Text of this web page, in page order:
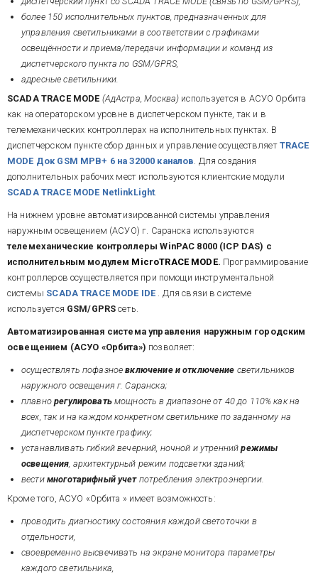
более 150 исполнительных пунктов, предназначенных для
управления светильниками в соответствии с графиками
освещённости и приема/передачи информации и команд из
диспетчерского пункта по GSM/GPRS,
адресные светильники.
SCADA TRACE MODE (АдАстра, Москва) используется в АСУО Орбита
как на операторском уровне в диспетчерском пункте, так и в
телемеханических контроллерах на исполнительных пунктах. В
диспетчерском пункте сбор данных и управление осуществляетTRACE
MODE Док GSM МРВ+ 6 на 32000 каналов. Для создания
дополнительных рабочих мест используются клиентские модули
SCADA TRACE MODE NetlinkLight.
На нижнем уровне автоматизированной системы управления
наружным освещением (АСУО) г. Саранска используются
телемеханические контроллерыWinPAC 8000 (ICP DAS) с
исполнительным модулем MicroTRACE MODE. Программирование
контроллеров осуществляется при помощи инструментальной
системы SCADA TRACE MODE IDE . Для связи в системе
используется GSM/GPRSсеть.
Автоматизированная система управления наружным городским
освещением (АСУО «Орбита») позволяет:
осуществлять пофазноевключение и отключение светильников
наружного освещения г. Саранска;
плавнорегулироватьмощность в диапазоне от 40 до 110% как на
всех, так и на каждом конкретном светильнике по заданному на
диспетчерском пункте графику;
устанавливать гибкий вечерний, ночной и утреннийрежимы
освещения, архитектурный режим подсветки зданий;
вести многотарифный учет потребления электроэнергии.
Кроме того, АСУО «Орбита » имеет возможность:
проводить диагностику состояния каждой светоточки в
отдельности,
своевременно высвечивать на экране монитора параметры
каждого светильника,